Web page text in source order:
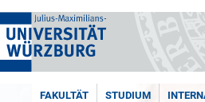
FAKULTÄT STUDIUM